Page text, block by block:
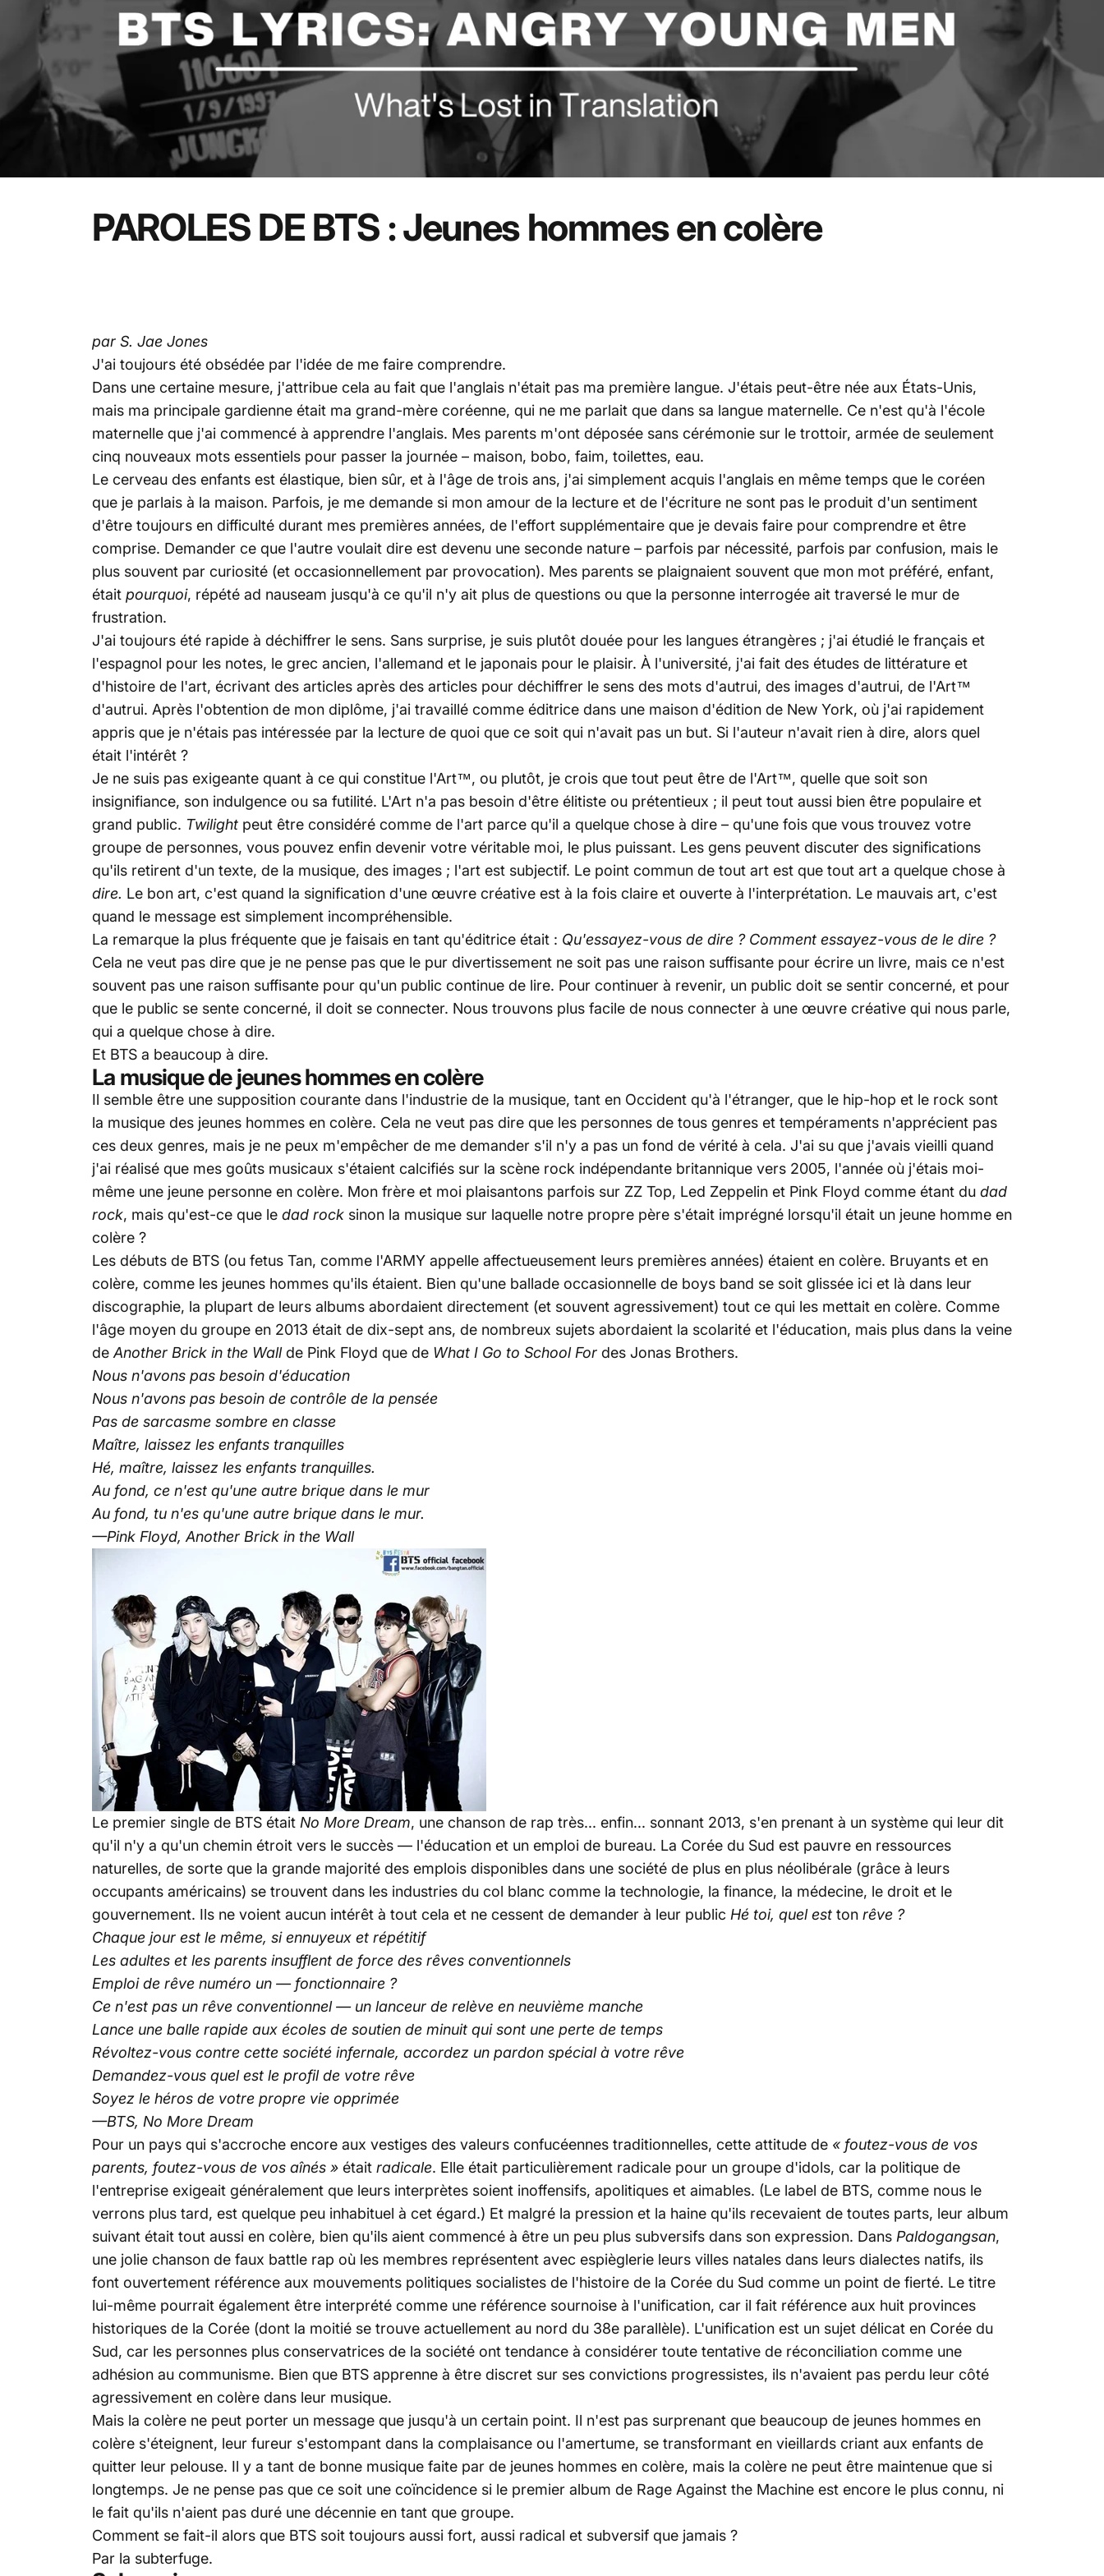
PAROLES DE BTS :Jeunes hommesencolère
par S. Jae Jones
J'ai toujours été obsédée par l'idée de me faire comprendre.
Dans une certaine mesure, j'attribue cela au fait que l'anglais n'était pas ma première langue. J'étais peut-être née aux États-Unis,
mais ma principale gardienne était ma grand-mère coréenne, qui ne me parlait que dans sa langue maternelle. Ce n'est qu'à l'école
maternelle que j'ai commencé à apprendre l'anglais. Mes parents m'ont déposée sans cérémonie sur le trottoir, armée de seulement
cinq nouveaux mots essentiels pour passer la journée – maison, bobo, faim, toilettes, eau.
Le cerveau des enfants est élastique, bien sûr, et à l'âge de trois ans, j'ai simplement acquis l'anglais en même temps que le coréen
que je parlais à la maison. Parfois, je me demande si mon amour de la lecture et de l'écriture ne sont pas le produit d'un sentiment
d'être toujours en difficulté durant mes premières années, de l'effort supplémentaire que je devais faire pour comprendre et être
comprise. Demander ce que l'autre voulait dire est devenu une seconde nature – parfois par nécessité, parfois par confusion, mais le
plus souvent par curiosité (et occasionnellement par provocation). Mes parents se plaignaient souvent que mon mot préféré, enfant,
était pourquoi, répété ad nauseam jusqu'à ce qu'il n'y ait plus de questions ou que la personne interrogée ait traversé le mur de
frustration.
J'ai toujours été rapide à déchiffrer le sens. Sans surprise, je suis plutôt douée pour les langues étrangères ; j'ai étudié le français et
l'espagnol pour les notes, le grec ancien, l'allemand et le japonais pour le plaisir. À l'université, j'ai fait des études de littérature et
d'histoire de l'art, écrivant des articles après des articles pour déchiffrer le sens des mots d'autrui, des images d'autrui, de l'Art™
d'autrui. Après l'obtention de mon diplôme, j'ai travaillé comme éditrice dans une maison d'édition de New York, où j'ai rapidement
appris que je n'étais pas intéressée par la lecture de quoi que ce soit qui n'avait pas un but. Si l'auteur n'avait rien à dire, alors quel
était l'intérêt ?
Je ne suis pas exigeante quant à ce qui constitue l'Art™, ou plutôt, je crois que tout peut être de l'Art™, quelle que soit son
insignifiance, son indulgence ou sa futilité. L'Art n'a pas besoin d'être élitiste ou prétentieux ; il peut tout aussi bien être populaire et
grand public. Twilight peut être considéré comme de l'art parce qu'il a quelque chose à dire – qu'une fois que vous trouvez votre
groupe de personnes, vous pouvez enfin devenir votre véritable moi, le plus puissant. Les gens peuvent discuter des significations
qu'ils retirent d'un texte, de la musique, des images ; l'art est subjectif. Le point commun de tout art est que tout art a quelque chose à
dire. Le bon art, c'est quand la signification d'une œuvre créative est à la fois claire et ouverte à l'interprétation. Le mauvais art, c'est
quand le message est simplement incompréhensible.
La remarque la plus fréquente que je faisais en tant qu'éditrice était : Qu'essayez-vous de dire ? Comment essayez-vous de le dire ?
Cela ne veut pas dire que je ne pense pas que le pur divertissement ne soit pas une raison suffisante pour écrire un livre, mais ce n'est
souvent pas une raison suffisante pour qu'un public continue de lire. Pour continuer à revenir, un public doit se sentir concerné, et pour
que le public se sente concerné, il doit se connecter. Nous trouvons plus facile de nous connecter à une œuvre créative qui nous parle,
qui a quelque chose à dire.
Et BTS a beaucoup à dire.
La musique de jeunes hommes en colère
Il semble être une supposition courante dans l'industrie de la musique, tant en Occident qu'à l'étranger, que le hip-hop et le rock sont
la musique des jeunes hommes en colère. Cela ne veut pas dire que les personnes de tous genres et tempéraments n'apprécient pas
ces deux genres, mais je ne peux m'empêcher de me demander s'il n'y a pas un fond de vérité à cela. J'ai su que j'avais vieilli quand
j'ai réalisé que mes goûts musicaux s'étaient calcifiés sur la scène rock indépendante britannique vers 2005, l'année où j'étais moi-
même une jeune personne en colère. Mon frère et moi plaisantons parfois sur ZZ Top, Led Zeppelin et Pink Floyd comme étant du dad
rock, mais qu'est-ce que le dad rock sinon la musique sur laquelle notre propre père s'était imprégné lorsqu'il était un jeune homme en
colère ?
Les débuts de BTS (ou fetus Tan, comme l'ARMY appelle affectueusement leurs premières années) étaient en colère. Bruyants et en
colère, comme les jeunes hommes qu'ils étaient. Bien qu'une ballade occasionnelle de boys band se soit glissée ici et là dans leur
discographie, la plupart de leurs albums abordaient directement (et souvent agressivement) tout ce qui les mettait en colère. Comme
l'âge moyen du groupe en 2013 était de dix-sept ans, de nombreux sujets abordaient la scolarité et l'éducation, mais plus dans la veine
de Another Brick in the Wallde Pink Floyd que de What I Go to School For des Jonas Brothers.
Nous n'avons pas besoin d'éducation
Nous n'avons pas besoin de contrôle de la pensée
Pas de sarcasme sombre en classe
Maître, laissez les enfants tranquilles
Hé, maître, laissez les enfants tranquilles.
Au fond, ce n'est qu'une autre brique dans le mur
Au fond, tu n'es qu'une autre brique dans le mur.
—Pink Floyd, Another Brick in the Wall
Le premier single de BTS était No More Dream, une chanson de rap très... enfin... sonnant 2013, s'en prenant à un système qui leur dit
qu'il n'y a qu'un chemin étroit vers le succès — l'éducation et un emploi de bureau. La Corée du Sud est pauvre en ressources
naturelles, de sorte que la grande majorité des emplois disponibles dans une société de plus en plus néolibérale (grâce à leurs
occupants américains) se trouvent dans les industries du col blanc comme la technologie, la finance, la médecine, le droit et le
gouvernement. Ils ne voient aucun intérêt à tout cela et ne cessent de demander à leur public Hé toi, quel est ton rêve ?
Chaque jour est le même, si ennuyeux et répétitif
Les adultes et les parents insufflent de force des rêves conventionnels
Emploi de rêve numéro un — fonctionnaire ?
Ce n'est pas un rêve conventionnel — un lanceur de relève en neuvième manche
Lance une balle rapide aux écoles de soutien de minuit qui sont une perte de temps
Révoltez-vous contre cette société infernale, accordez un pardon spécial à votre rêve
Demandez-vous quel est le profil de votre rêve
Soyez le héros de votre propre vie opprimée
—BTS, No More Dream
Pour un pays qui s'accroche encore aux vestiges des valeurs confucéennes traditionnelles, cette attitude de « foutez-vous de vos
parents, foutez-vous de vos aînés » était radicale. Elle était particulièrement radicale pour un groupe d'idols, car la politique de
l'entreprise exigeait généralement que leurs interprètes soient inoffensifs, apolitiques et aimables. (Le label de BTS, comme nous le
verrons plus tard, est quelque peu inhabituel à cet égard.) Et malgré la pression et la haine qu'ils recevaient de toutes parts, leur album
suivant était tout aussi en colère, bien qu'ils aient commencé à être un peu plus subversifs dans son expression. Dans Paldogangsan,
une jolie chanson de faux battle rap où les membres représentent avec espièglerie leurs villes natales dans leurs dialectes natifs, ils
font ouvertement référence aux mouvements politiques socialistes de l'histoire de la Corée du Sud comme un point de fierté. Le titre
lui-même pourrait également être interprété comme une référence sournoise à l'unification, car il fait référence aux huit provinces
historiques de la Corée (dont la moitié se trouve actuellement au nord du 38e parallèle). L'unification est un sujet délicat en Corée du
Sud, car les personnes plus conservatrices de la société ont tendance à considérer toute tentative de réconciliation comme une
adhésion au communisme. Bien que BTS apprenne à être discret sur ses convictions progressistes, ils n'avaient pas perdu leur côté
agressivement en colère dans leur musique.
Mais la colère ne peut porter un message que jusqu'à un certain point. Il n'est pas surprenant que beaucoup de jeunes hommes en
colère s'éteignent, leur fureur s'estompant dans la complaisance ou l'amertume, se transformant en vieillards criant aux enfants de
quitter leur pelouse. Il y a tant de bonne musique faite par de jeunes hommes en colère, mais la colère ne peut être maintenue que si
longtemps. Je ne pense pas que ce soit une coïncidence si le premier album de Rage Against the Machine est encore le plus connu, ni
le fait qu'ils n'aient pas duré une décennie en tant que groupe.
Comment se fait-il alors que BTS soit toujours aussi fort, aussi radical et subversif que jamais ?
Par la subterfuge.